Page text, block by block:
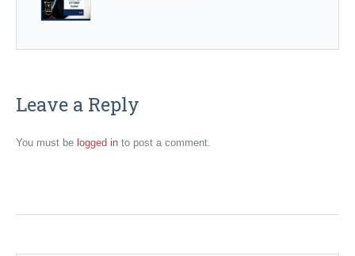
Leave a Reply
You must be logged in to post a comment.